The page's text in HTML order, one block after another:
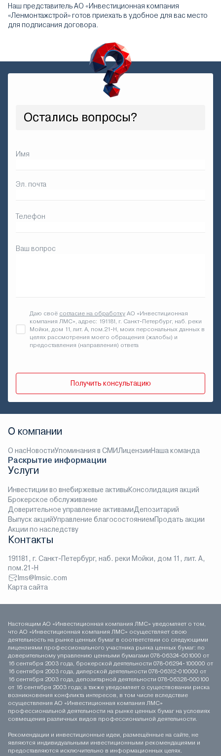
Наш представитель АО «Инвестиционная компания
«Ленмонтажстрой» готов приехать в удобное для вас место
для подписания договора.
Остались вопросы?
Имя
Эл. почта
Телефон
Ваш вопрос
Даю своё согласие на обработку АО «Инвестиционная
компания ЛМС», адрес: 191181, г. Санкт-Петербург, наб. реки
Мойки, дом 11, лит. А, пом.21-Н, моих персональных данных в
целях рассмотрения моего обращения (жалобы) и
предоставления (направления) ответа
Получить консультацию
О компании
О насНовостиУпоминания в СМИЛицензииНаша команда
Раскрытие информации
Услуги
Инвестиции во внебиржевые активыКонсолидация акций
Брокерское обслуживание
Доверительное управление активамиДепозитарий
Выпуск акцийУправление благосостояниемПродать акции
Акции по наследству
Контакты
191181, г. Санкт-Петербург, наб. реки Мойки, дом 11, лит. А,
пом.21-Н
lms@lmsic.com
Карта сайта
Настоящим АО «Инвестиционная компания ЛМС» уведомляет о том,
что АО «Инвестиционная компания ЛМС» осуществляет свою
деятельность на рынке ценных бумаг в соответствии со следующими
лицензиями профессионального участника рынка ценных бумаг: по
доверительному управлению ценными бумагами 078-06324-001000 от
16 сентября 2003 года, брокерской деятельности 078-06294-100000 от
16 сентября 2003 года, дилерской деятельности 078-06312-010000 от
16 сентября 2003 года, депозитарной деятельности 078-06328-000100
от 16 сентября 2003 года; а также уведомляет о существовании риска
возникновения конфликта интересов, в том числе вследствие
осуществления АО «Инвестиционная компания ЛМС»
профессиональной деятельности на рынке ценных бумаг на условиях
совмещения различных видов профессиональной деятельности.
Рекомендации и инвестиционные идеи, размещённые на сайте, не
являются индивидуальными инвестиционными рекомендациями и
предоставляются исключительно в информационных целях.